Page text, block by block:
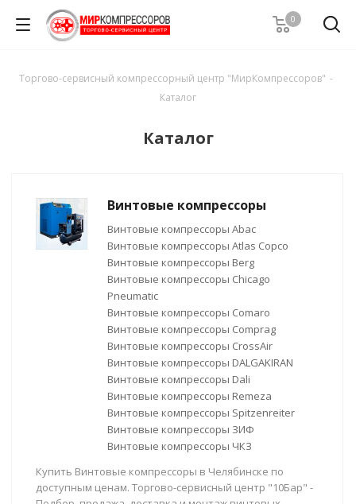
0
Торгово-сервисный компрессорный центр "МирКомпрессоров" -
Каталог
Каталог
Винтовые компрессоры
Винтовые компрессоры Abac
Винтовые компрессоры Atlas Copco
Винтовые компрессоры Berg
Винтовые компрессоры Chicago
Pneumatic
Винтовые компрессоры Comaro
Винтовые компрессоры Comprag
Винтовые компрессоры CrossAir
Винтовые компрессоры DALGAKIRAN
Винтовые компрессоры Dali
Винтовые компрессоры Remeza
Винтовые компрессоры Spitzenreiter
Винтовые компрессоры ЗИФ
Винтовые компрессоры ЧКЗ
Купить Винтовые компрессоры в Челябинске по
доступным ценам. Торгово-сервисный центр "10Бар" -